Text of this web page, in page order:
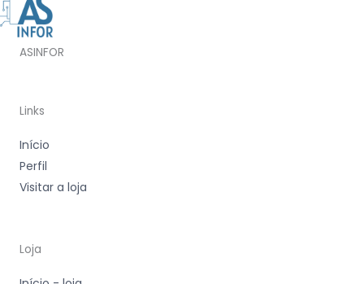
ASINFOR
Links
Início
Perfil
Visitar a loja
Loja